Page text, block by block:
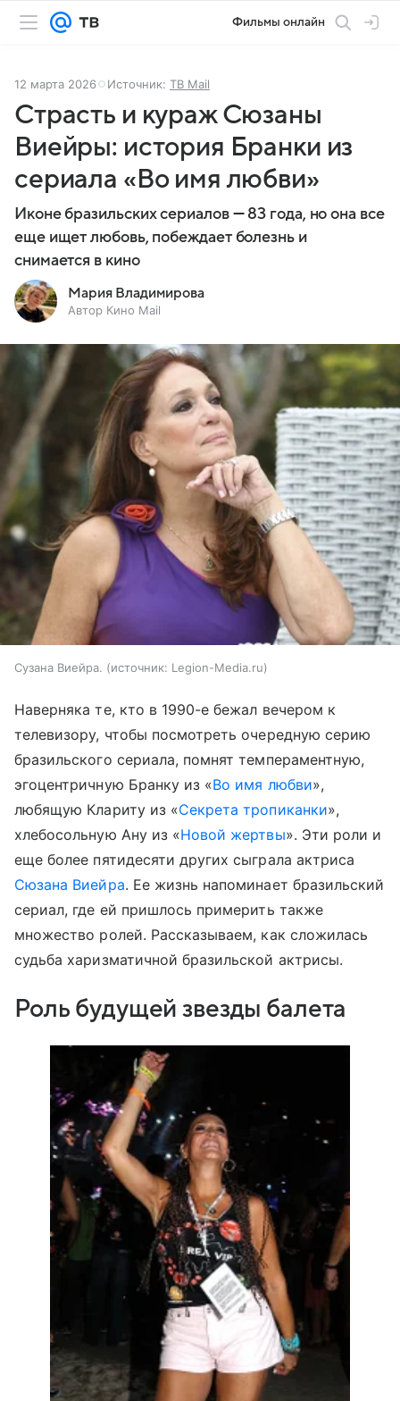
Фильмы онлайн
12 марта 2026 Источник: ТВ Mail
Страсть и кураж Сюзаны
Виейры: история Бранки из
сериала «Во имя любви»
Иконе бразильских сериалов — 83 года, но она все
еще ищет любовь, побеждает болезнь и
снимается в кино
Мария Владимирова
Автор Кино Mail
Сузана Виейра. источник: Legion-Media.ru
Наверняка те, кто в 1990-е бежал вечером к
телевизору, чтобы посмотреть очередную серию
бразильского сериала, помнят темпераментную,
эгоцентричную Бранку из «Во имя любви»,
любящую Клариту из «Секрета тропиканки»,
хлебосольную Ану из «Новой жертвы». Эти роли и
еще более пятидесяти других сыграла актриса
Сюзана Виейра. Ее жизнь напоминает бразильский
сериал, где ей пришлось примерить также
множество ролей. Рассказываем, как сложилась
судьба харизматичной бразильской актрисы.
Роль будущей звезды балета